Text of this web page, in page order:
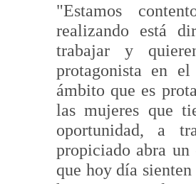
"Estamos
realizando está
trabajar y
protagonista en
ámbito que es
las mujeres que
oportunidad, a
propiciado abra un
que hoy día